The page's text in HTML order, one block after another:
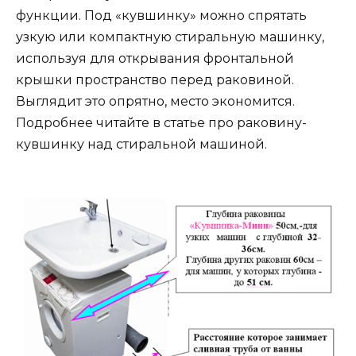
функции. Под «кувшинку» можно спрятать
узкую или компактную стиральную машинку,
используя для открывания фронтальной
крышки пространство перед раковиной.
Выглядит это опрятно, место экономится.
Подробнее читайте в статье про раковину-
кувшинку над стиральной машиной.